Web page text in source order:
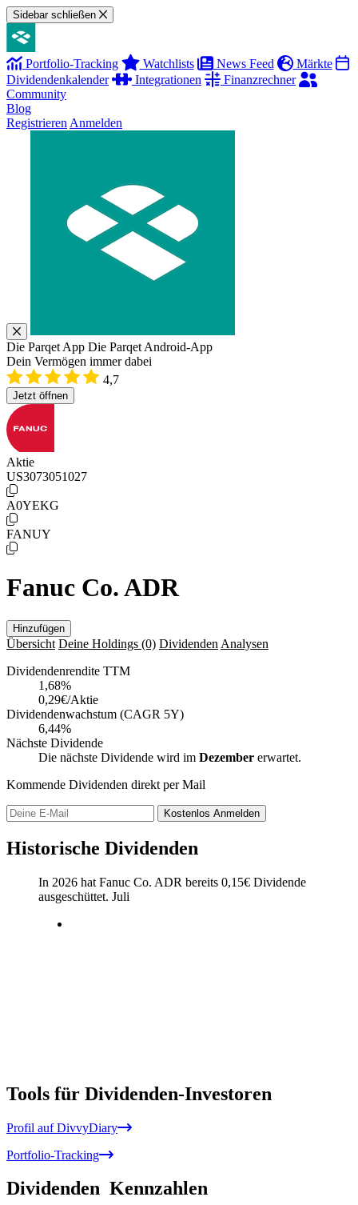
Sidebar schließen
Portfolio-Tracking Watchlists News Feed
Märkte
Dividendenkalender
Integrationen
Finanzrechner
Community
Blog
Registrieren Anmelden
Die Parqet App Die Parqet Android-App
Dein Vermögen immer dabei
4,7
Jetzt öffnen
Aktie
US3073051027
A0YEKG
FANUY
Fanuc Co. ADR
Hinzufügen
Übersicht Deine Holdings (0) Dividenden Analysen
Dividendenrendite TTM
1,68%
0,29€/Aktie
Dividendenwachstum (CAGR 5Y)
6,44%
Nächste Dividende
Die nächste Dividende wird im Dezember erwartet.
Kommende Dividenden direkt per Mail
Kostenlos Anmelden
Historische Dividenden
In 2026 hat Fanuc Co. ADR bereits 0,15€ Dividende
ausgeschüttet. Juli
Tools für Dividenden-Investoren
Profil auf DivvyDiary
Portfolio-Tracking
Dividenden Kennzahlen